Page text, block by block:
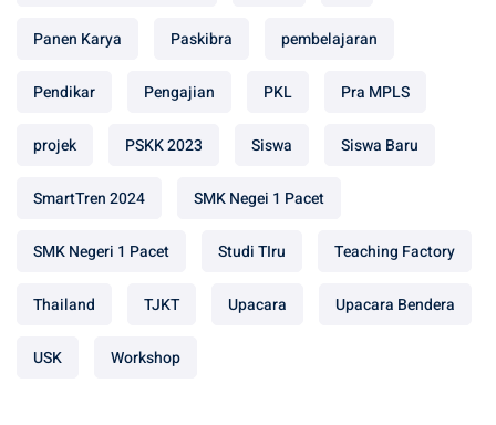
Panen Karya Paskibra pembelajaran
Pendikar Pengajian PKL Pra MPLS
projek PSKK 2023 Siswa Siswa Baru
SmartTren 2024 SMK Negei 1 Pacet
SMK Negeri 1 Pacet Studi TIru Teaching Factory
Thailand TJKT Upacara Upacara Bendera
USK Workshop